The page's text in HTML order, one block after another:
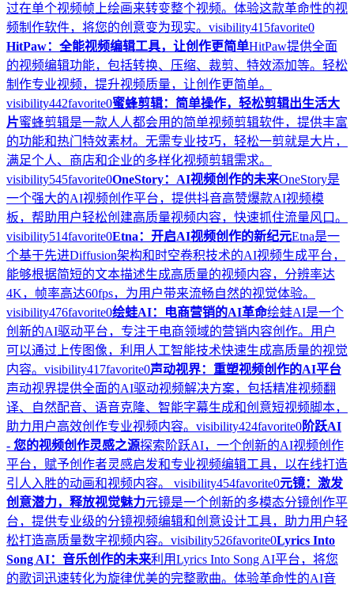
过在单个视频帧上绘画来转变整个视频。体验这款革命性的视
频制作软件，将您的创意变为现实。 visibility415favorite0
HitPaw：全能视频编辑工具，让创作更简单HitPaw提供全面
的视频编辑功能，包括转换、压缩、裁剪、特效添加等。轻松
制作专业视频，提升视频质量，让创作更简单。
visibility442favorite0蜜蜂剪辑：简单操作，轻松剪辑出生活大
片蜜蜂剪辑是一款人人都会用的简单视频剪辑软件，提供丰富
的功能和热门特效素材。无需专业技巧，轻松一剪就是大片，
满足个人、商店和企业的多样化视频剪辑需求。
visibility545favorite0OneStory：AI视频创作的未来OneStory是
一个强大的AI视频创作平台，提供抖音高赞爆款AI视频模
板，帮助用户轻松创建高质量视频内容，快速抓住流量风口。
visibility514favorite0Etna：开启AI视频创作的新纪元Etna是一
个基于先进Diffusion架构和时空卷积技术的AI视频生成平台，
能够根据简短的文本描述生成高质量的视频内容，分辨率达
4K，帧率高达60fps，为用户带来流畅自然的视觉体验。
visibility476favorite0绘蛙AI：电商营销的AI革命绘蛙AI是一个
创新的AI驱动平台，专注于电商领域的营销内容创作。用户
可以通过上传图像，利用人工智能技术快速生成高质量的视觉
内容。 visibility417favorite0声动视界：重塑视频创作的AI平台
声动视界提供全面的AI驱动视频解决方案，包括精准视频翻
译、自然配音、语音克隆、智能字幕生成和创意短视频脚本，
助力用户高效创作专业视频内容。 visibility424favorite0阶跃AI
- 您的视频创作灵感之源探索阶跃AI，一个创新的AI视频创作
平台，赋予创作者灵感启发和专业视频编辑工具，以在线打造
引人入胜的动画和视频内容。 visibility454favorite0元镜：激发
创意潜力，释放视觉魅力元镜是一个创新的多模态分镜创作平
台，提供专业级的分镜视频编辑和创意设计工具，助力用户轻
松打造高质量数字视频内容。 visibility526favorite0Lyrics Into
Song AI：音乐创作的未来利用Lyrics Into Song AI平台，将您
的歌词迅速转化为旋律优美的完整歌曲。体验革命性的AI音